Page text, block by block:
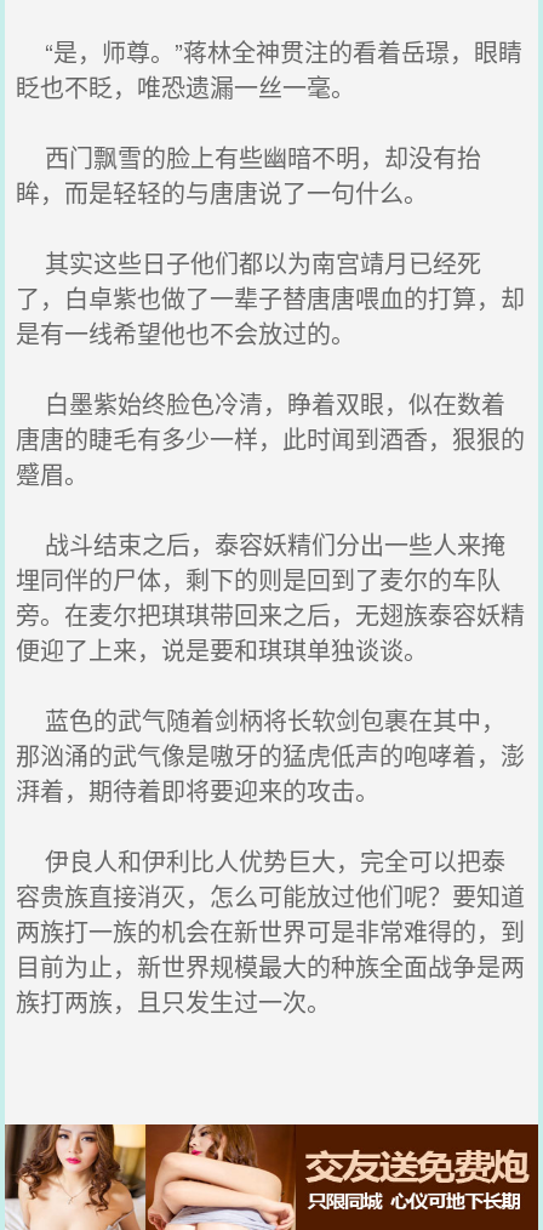
“是，师尊。”蒋林全神贯注的看着岳璟，眼睛
眨也不眨，唯恐遗漏一丝一毫。
西门飘雪的脸上有些幽暗不明，却没有抬
眸，而是轻轻的与唐唐说了一句什么。
其实这些日子他们都以为南宫靖月已经死
了，白卓紫也做了一辈子替唐唐喂血的打算，却
是有一线希望他也不会放过的。
白墨紫始终脸色冷清，睁着双眼，似在数着
唐唐的睫毛有多少一样，此时闻到酒香，狠狠的
蹙眉。
战斗结束之后，泰容妖精们分出一些人来掩
埋同伴的尸体，剩下的则是回到了麦尔的车队
旁。在麦尔把琪琪带回来之后，无翅族泰容妖精
便迎了上来，说是要和琪琪单独谈谈。
蓝色的武气随着剑柄将长软剑包裹在其中，
那汹涌的武气像是嗷牙的猛虎低声的咆哮着，澎
湃着，期待着即将要迎来的攻击。
伊良人和伊利比人优势巨大，完全可以把泰
容贵族直接消灭，怎么可能放过他们呢？要知道
两族打一族的机会在新世界可是非常难得的，到
目前为止，新世界规模最大的种族全面战争是两
族打两族，且只发生过一次。